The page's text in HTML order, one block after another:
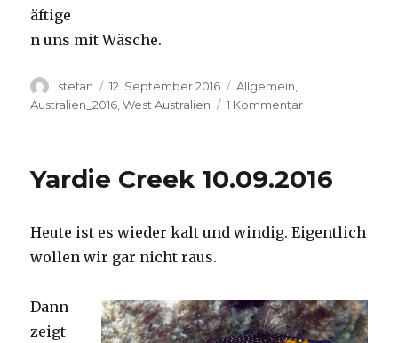
äftige
n uns mit Wäsche.
Autor
stefan
Veröffentlicht
am
12. September 2016 Kategorien
Allgemein
Australien_2016 ,West Australien 1 Kommentarzu
Yardie Creek 10.09.2016
Heute ist es wieder kalt und windig. Eigentlich
wollen wir gar nicht raus.
Dann
zeigt